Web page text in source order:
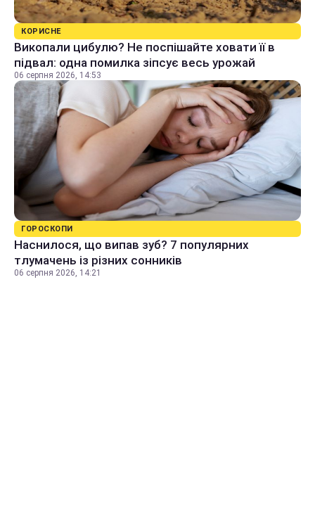
КОРИСНЕ
Викопали цибулю? Не поспішайте ховати її в
підвал: одна помилка зіпсує весь урожай
06 серпня 2026, 14:53
ГОРОСКОПИ
Наснилося, що випав зуб? 7 популярних
тлумачень із різних сонників
06 серпня 2026, 14:21